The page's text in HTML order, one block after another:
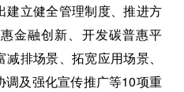
建立健全管理制度、推进方
金融创新、开发碳普惠平
排场景、拓宽应用场景、
及强化宣传推广等10项重